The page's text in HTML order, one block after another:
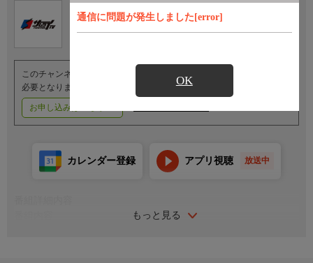
通信に問題が発生しました[error]
OK
FIGHTING TV サムライ
このチャンネルのご視聴には、オプションチャンネル(有料)のご契約が
必要となります。
お申し込みはこちら
もっと見る
カレンダー登録 アプリ視聴 放送中